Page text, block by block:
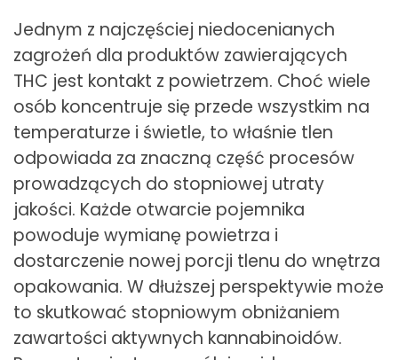
Jednym z najczęściej niedocenianych
zagrożeń dla produktów zawierających
THC jest kontakt z powietrzem. Choć wiele
osób koncentruje się przede wszystkim na
temperaturze i świetle, to właśnie tlen
odpowiada za znaczną część procesów
prowadzących do stopniowej utraty
jakości. Każde otwarcie pojemnika
powoduje wymianę powietrza i
dostarczenie nowej porcji tlenu do wnętrza
opakowania. W dłuższej perspektywie może
to skutkować stopniowym obniżaniem
zawartości aktywnych kannabinoidów.